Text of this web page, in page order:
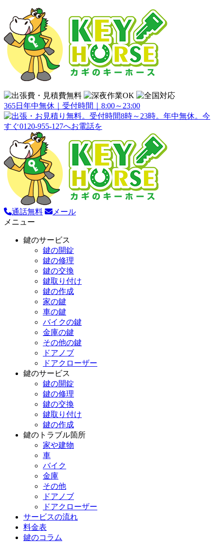
365日年中無休｜受付時間｜8:00～23:00
通話無料
メール
メニュー
鍵のサービス
鍵の開錠
鍵の修理
鍵の交換
鍵取り付け
鍵の作成
家の鍵
車の鍵
バイクの鍵
金庫の鍵
その他の鍵
ドアノブ
ドアクローザー
鍵のサービス
鍵の開錠
鍵の修理
鍵の交換
鍵取り付け
鍵の作成
鍵のトラブル箇所
家や建物
車
バイク
金庫
その他
ドアノブ
ドアクローザー
サービスの流れ
料金表
鍵のコラム